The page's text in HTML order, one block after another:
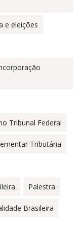
e eleições
Tribunal Federal
Tributária
Palestra
Brasileira